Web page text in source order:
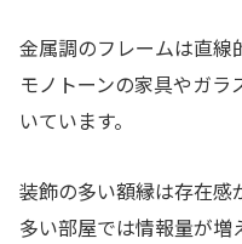
金属調のフレームは直線
モノトーンの家具やガ
いています。
装飾の多い額縁は存在感
多い部屋では情報量が増